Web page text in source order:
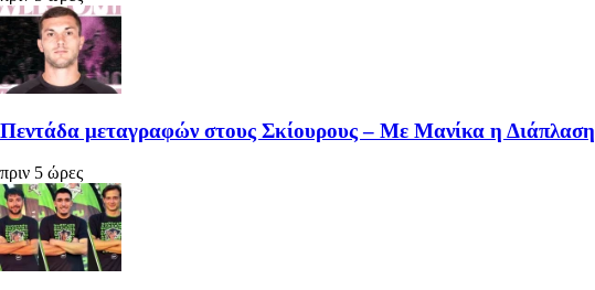
Πεντάδα μεταγραφών στους Σκίουρους – Με Μανίκα η Διάπλαση
πριν 5 ώρες